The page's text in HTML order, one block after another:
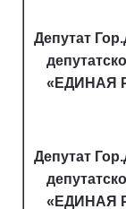
Депутат
«ЕДИНАЯ
Депутат
«ЕДИНАЯ